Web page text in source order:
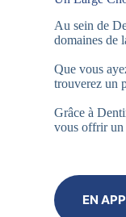
Au sein de
domaines de
Que vous
trouverez un
Grâce à
vous offrir un
EN